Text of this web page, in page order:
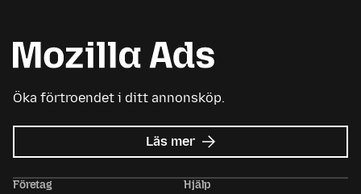
Öka förtroendet i ditt annonsköp.
Läs mer om
Mozilla
Företag Hjälp